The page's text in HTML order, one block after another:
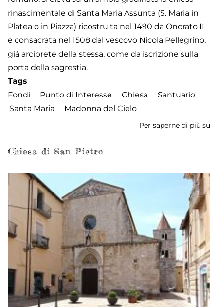
rinascimentale di Santa Maria Assunta (S. Maria in
Platea o in Piazza) ricostruita nel 1490 da Onorato II
e consacrata nel 1508 dal vescovo Nicola Pellegrino,
già arciprete della stessa, come da iscrizione sulla
porta della sagrestia.
Tags
Fondi
Punto di Interesse Chiesa
Santuario
Santa Maria
Madonna del Cielo
Per saperne di più su
Chiesa di San Pietro